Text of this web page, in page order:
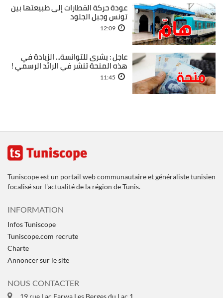
عودة حركة القطارات إلى طبيعتها بين
تونس وجبل الجلود
12:09
عاجل : بشرى للتوانسة... الزيادة في
هذه المنحة تنشر في الرائد الرسمي !
11:45
Tuniscope est un portail web communautaire et généraliste tunisien
focalisé sur l'actualité de la région de Tunis.
INFORMATION
Infos Tuniscope
Tuniscope.com recrute
Charte
Annoncer sur le site
NOUS CONTACTER
19 rue Lac Farwa Les Berges du Lac 1